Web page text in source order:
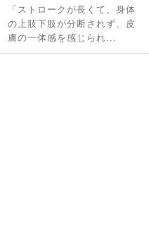
「ストロークが長くて、身体
の上肢下肢が分断されず、皮
膚の一体感を感じられ...